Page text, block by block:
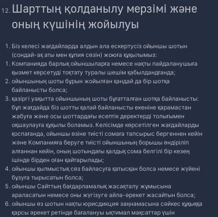
Шарттың қолданылу мерзімі және
оның күшінің жойылуы
Біз келесі жағдайларда алдын ала ескертусіз ойыншы шотын
(сондай-ақ аты мен құпия сөзін) жоюға құқылымыз:
Компанияда барлық ойыншыларға немесе нақты пайдаланушыға
қызмет көрсетуді тоқтату туралы шешім қабылдандғанда;
ойыншының шоты бұрын жойылған қандай да бір шотқа
байланысты болса;
қазіргі уақытта ойыншының шоты бұғатталған шотқа байланысты:
бұл жағдайда біз шотты қалай байланысты екеніне қарамастан
жабуға және осы шоттардағы есептік деректерді толығымен
оқшаулауға құқылы боламыз. Келісімде көрсетілген жағдайларды
қоспағанда, ойыншы өзіне тиісті сомаға тапсырыс бергеннен кейін
және Компанияға беруге тиісті ойыншының борышы өндіріліп
алғаннан кейін, оның шотындағы қалдық сома белгілі бір кезең
ішінде бірден оған қайтарылады;
ойыншы қылмыстық сөз байласуға қатысқан болса немесе жүйені
бұзуға тырысатын болса;
ойыншы Сайттың бағдарламалық жасақталу жұмысына
араласатын немесе оны жүгізуге айла-әрекет жасайтын болса;
ойыншы өз шотын нақты юрисдикция заңнамасына сәйкес құқыққа
қарсы әрекет ретінде бағалануы ықтимал мақсаттар үшін